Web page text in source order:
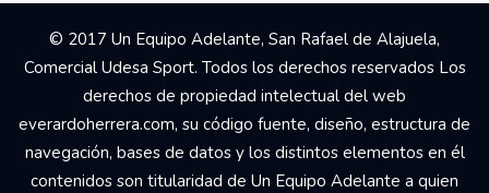
© 2017 Un Equipo Adelante, San Rafael de Alajuela,
Comercial Udesa Sport. Todos los derechos reservados Los
derechos de propiedad intelectual del web
everardoherrera.com, su código fuente, diseño, estructura de
navegación, bases de datos y los distintos elementos en él
contenidos son titularidad de Un Equipo Adelante a quien